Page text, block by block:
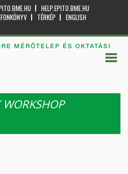
HELP.EPITO.BME.HU
TÉRKÉP
ENGLISH
MÉRŐTELEP ÉS OKTATÁSI
WORKSHOP